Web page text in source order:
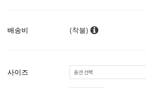
배송비 (착불)
사이즈